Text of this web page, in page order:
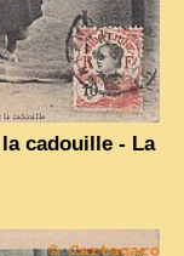
cadouille - La